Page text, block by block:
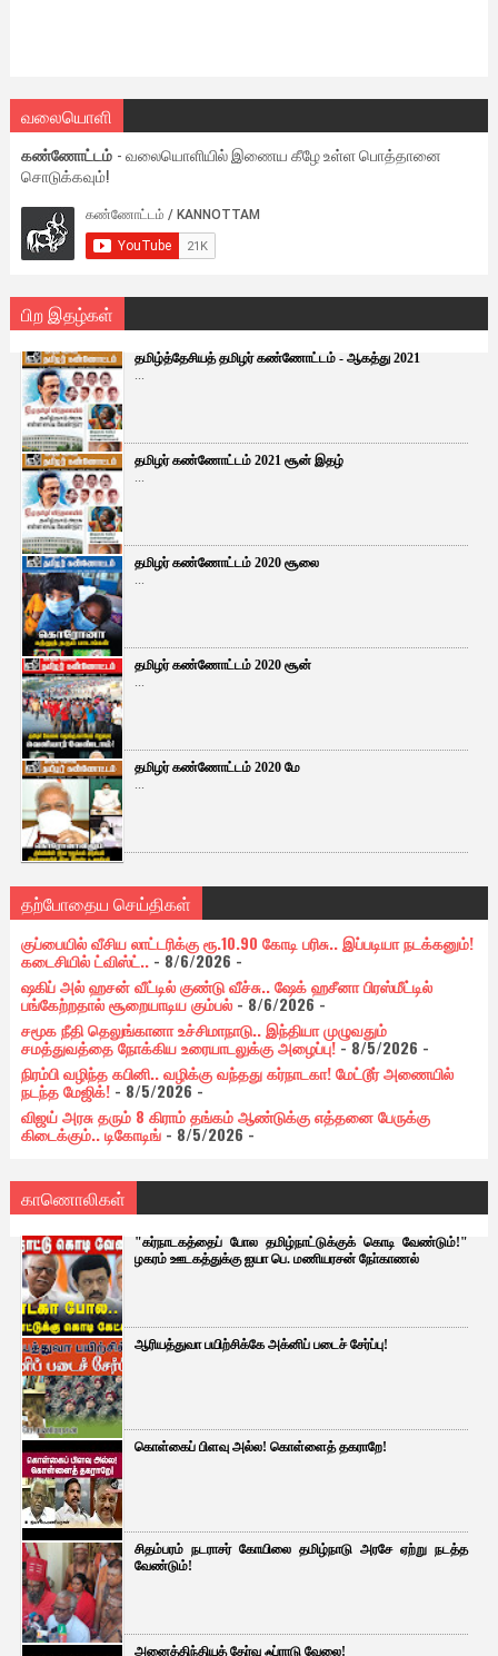
வலையொளி
கண்ணோட்டம் - வலையொளியில் இணைய கீழே உள்ள பொத்தானை
சொடுக்கவும்!
பிற இதழ்கள்
தமிழ்த்தேசியத் தமிழர் கண்ணோட்டம் - ஆகத்து 2021
...
தமிழர் கண்ணோட்டம் 2021 சூன் இதழ்
...
தமிழர் கண்ணோட்டம் 2020 சூலை
...
தமிழர் கண்ணோட்டம் 2020 சூன்
...
தமிழர் கண்ணோட்டம் 2020 மே
...
தற்போதைய செய்திகள்
குப்பையில் வீசிய லாட்டரிக்கு ரூ.10.90 கோடி பரிசு.. இப்படியா நடக்கனும்!
கடைசியில் ட்விஸ்ட்..- 8/6/2026 -
ஷகிப் அல் ஹசன் வீட்டில் குண்டு வீச்சு.. ஷேக் ஹசீனா பிரஸ்மீட்டில்
பங்கேற்றதால் சூறையாடிய கும்பல்- 8/6/2026-
சமூக நீதி தெலுங்கானா உச்சிமாநாடு.. இந்தியா முழுவதும்
சமத்துவத்தை நோக்கிய உரையாடலுக்கு அழைப்பு!- 8/5/2026 -
நிரம்பி வழிந்த கபினி.. வழிக்கு வந்தது கர்நாடகா! மேட்டூர் அணையில்
நடந்த மேஜிக்!- 8/5/2026 -
விஜய் அரசு தரும் 8 கிராம் தங்கம் ஆண்டுக்கு எத்தனை பேருக்கு
கிடைக்கும்.. டிகோடிங்- 8/5/2026 -
காணொலிகள்
"கர்நாடகத்தைப் போல தமிழ்நாட்டுக்குக் கொடி வேண்டும்!"
ழகரம் ஊடகத்துக்கு ஐயா பெ. மணியரசன் நோ்காணல்
ஆரியத்துவா பயிற்சிக்கே அக்னிப் படைச் சேர்ப்பு!
கொள்கைப் பிளவு அல்ல! கொள்ளைத் தகராறே!
சிதம்பரம் நடராசர் கோயிலை தமிழ்நாடு அரசே ஏற்று நடத்த
வேண்டும்!
அனைத்திந்தியத் தேர்வு ஃப்ராடு வேலை!